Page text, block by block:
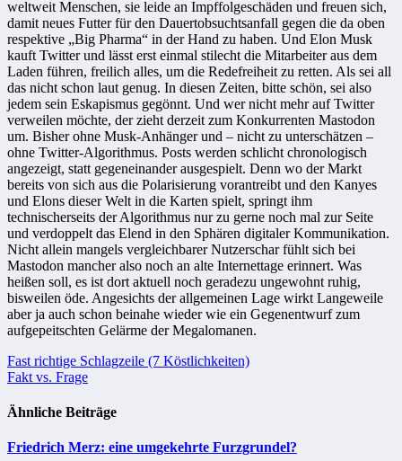
weltweit Menschen, sie leide an Impffolgeschäden und freuen sich,
damit neues Futter für den Dauertobsuchtsanfall gegen die da oben
respektive „Big Pharma“ in der Hand zu haben. Und Elon Musk
kauft Twitter und lässt erst einmal stilecht die Mitarbeiter aus dem
Laden führen, freilich alles, um die Redefreiheit zu retten. Als sei all
das nicht schon laut genug. In diesen Zeiten, bitte schön, sei also
jedem sein Eskapismus gegönnt. Und wer nicht mehr auf Twitter
verweilen möchte, der zieht derzeit zum Konkurrenten Mastodon
um. Bisher ohne Musk-Anhänger und – nicht zu unterschätzen –
ohne Twitter-Algorithmus. Posts werden schlicht chronologisch
angezeigt, statt gegeneinander ausgespielt. Denn wo der Markt
bereits von sich aus die Polarisierung vorantreibt und den Kanyes
und Elons dieser Welt in die Karten spielt, springt ihm
technischerseits der Algorithmus nur zu gerne noch mal zur Seite
und verdoppelt das Elend in den Sphären digitaler Kommunikation.
Nicht allein mangels vergleichbarer Nutzerschar fühlt sich bei
Mastodon mancher also noch an alte Internettage erinnert. Was
heißen soll, es ist dort aktuell noch geradezu ungewohnt ruhig,
bisweilen öde. Angesichts der allgemeinen Lage wirkt Langeweile
aber ja auch schon beinahe wieder wie ein Gegenentwurf zum
aufgepeitschten Gelärme der Megalomanen.
Beitragsnavigation
Fast richtige Schlagzeile (7 Köstlichkeiten)
Fakt vs. Frage
Ähnliche Beiträge
Friedrich Merz: eine umgekehrte Furzgrundel?